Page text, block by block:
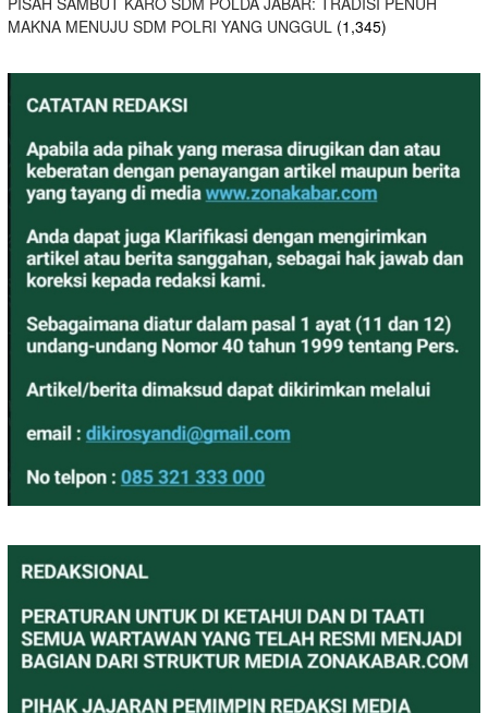
MAKNA MENUJU SDM POLRI YANG UNGGUL (1,345)